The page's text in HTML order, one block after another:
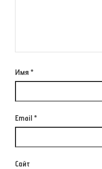
Имя *
Email *
Сайт